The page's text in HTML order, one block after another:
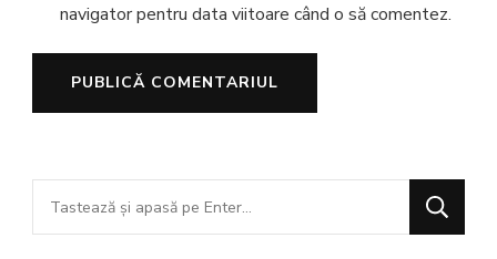
navigator pentru data viitoare când o să comentez.
Cauți
ceva?